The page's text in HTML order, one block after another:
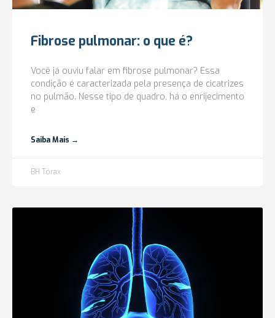
Fibrose pulmonar: o que é?
Você já ouviu falar em fibrose pulmonar? Essa
condição é caracterizada pela presença de cicatrizes
no pulmão. Nesse tipo de quadro, há o enrijecimento
e
Saiba Mais →
BH Tórax